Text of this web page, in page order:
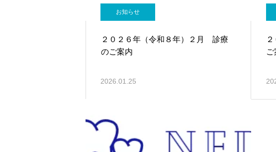
お知らせ
２０２６年（令和８年）２月 診療
のご案内
2026.01.25
ご